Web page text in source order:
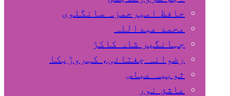
حافظ امیرحمزہ سانگلوی
محمد عبداللہ
جہانگیر شاہ کاکڑ
رضوانہ چغتائی، کہروڑپکا
ثوبیہ عباس
عاشق نور